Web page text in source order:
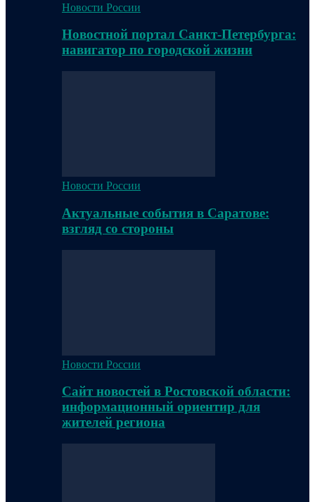
Новости России
Новостной портал Санкт-Петербурга:
навигатор по городской жизни
Новости России
Актуальные события в Саратове:
взгляд со стороны
Новости России
Сайт новостей в Ростовской области:
информационный ориентир для
жителей региона